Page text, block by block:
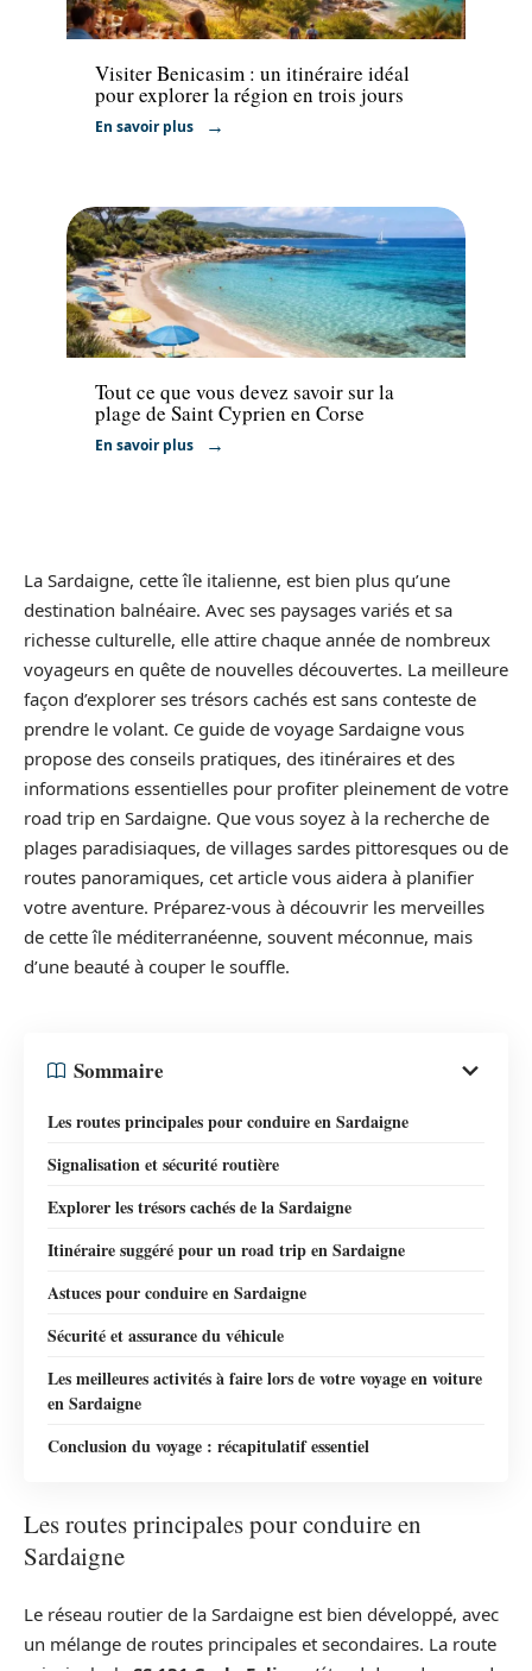
Voyage
Visiter Benicasim : un itinéraire idéal
pour explorer la région en trois jours
En savoir plus
Voyage
Tout ce que vous devez savoir sur la
plage de Saint Cyprien en Corse
En savoir plus
La Sardaigne, cette île italienne, est bien plus qu’une
destination balnéaire. Avec ses paysages variés et sa
richesse culturelle, elle attire chaque année de nombreux
voyageurs en quête de nouvelles découvertes. La meilleure
façon d’explorer ses trésors cachés est sans conteste de
prendre le volant. Ce guide de voyage Sardaigne vous
propose des conseils pratiques, des itinéraires et des
informations essentielles pour profiter pleinement de votre
road trip en Sardaigne. Que vous soyez à la recherche de
plages paradisiaques, de villages sardes pittoresques ou de
routes panoramiques, cet article vous aidera à planifier
votre aventure. Préparez-vous à découvrir les merveilles
de cette île méditerranéenne, souvent méconnue, mais
d’une beauté à couper le souffle.
Sommaire
Les routes principales pour conduire en Sardaigne
Signalisation et sécurité routière
Explorer les trésors cachés de la Sardaigne
Itinéraire suggéré pour un road trip en Sardaigne
Astuces pour conduire en Sardaigne
Sécurité et assurance du véhicule
Les meilleures activités à faire lors de votre voyage en voiture
en Sardaigne
Conclusion du voyage : récapitulatif essentiel
Les routes principales pour conduire en
Sardaigne
Le réseau routier de la Sardaigne est bien développé, avec
un mélange de routes principales et secondaires. La route